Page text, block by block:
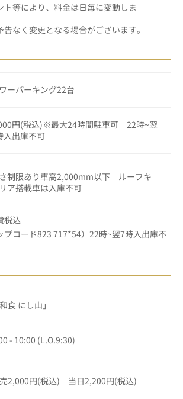
等により、料金は日毎に変動しま
なく変更となる場合がございます。
ーパーキング22台
円(税込)※最大24時間駐車可 22時~翌
入出庫不可
制限あり車高2,000mm以下 ルーフキ
ア搭載車は入庫不可
税込
コード823 717*54）22時~翌7時入出庫不
和食 にし山」
- 10:00 (L.O.9:30)
2,000円(税込) 当日2,200円(税込)